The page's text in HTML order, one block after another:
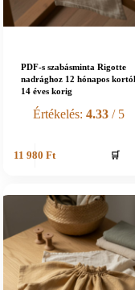
PDF-s szabásminta Rigotte
nadrághoz 12 hónapos kortól
14 éves korig
Értékelés:4.33 / 5
11 980Ft 🛒